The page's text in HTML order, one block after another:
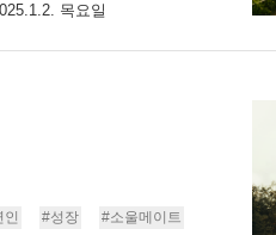
목요일
인 #성장
#소울메이트